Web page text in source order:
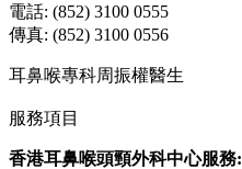
電話: (852) 3100 0555
傳真: (852) 3100 0556
耳鼻喉專科周振權醫生
服務項目
香港耳鼻喉頭頸外科中心服務: